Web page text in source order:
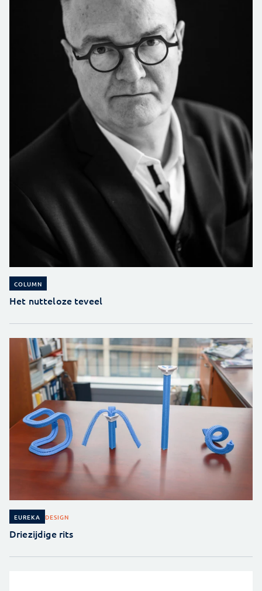
COLUMN
Het nutteloze teveel
EUREKA DESIGN
Driezijdige rits